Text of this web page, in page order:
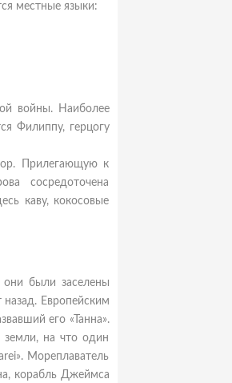
местные языки:
войны. Наиболее
Филиппу, герцогу
Прилегающую к
сосредоточена
каву, кокосовые
они были заселены
Европейским
его «Танна».
земли, на что один
Мореплаватель
корабль Джеймса